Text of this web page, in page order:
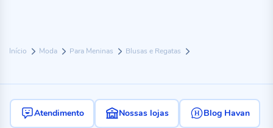
Início Moda Para Meninas Blusas e Regatas
Atendimento Nossas lojas Blog Havan